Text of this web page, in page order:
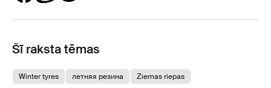
Šī raksta tēmas
Winter tyres летняя резина Ziemas riepas